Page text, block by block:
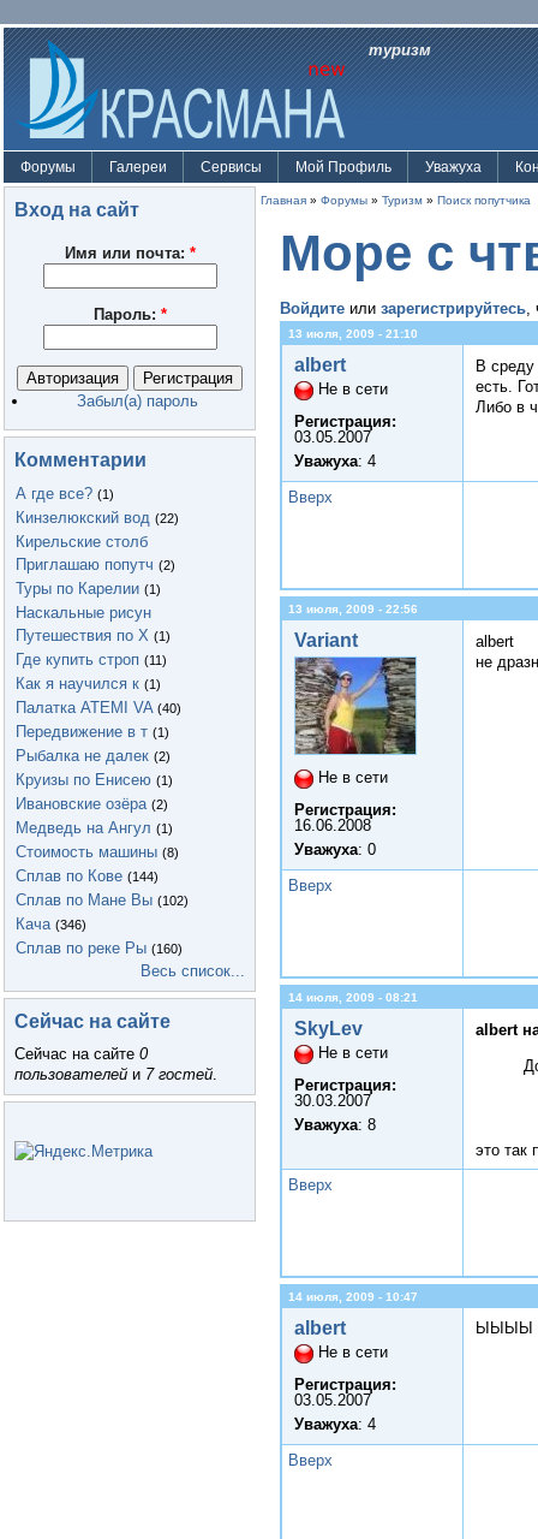
туризм
Форумы Галереи Сервисы Мой Профиль Уважуха
Вход на сайт
Имя или почта: *
Пароль: *
Забыл(а) пароль
Комментарии
А где все? (1)
Кинзелюкский вод (22)
Кирельские столб
Приглашаю попутч (2)
Туры по Карелии (1)
Наскальные рисун
Путешествия по Х (1)
Где купить строп (11)
Как я научился к (1)
Палатка ATEMI VA (40)
Передвижение в т (1)
Рыбалка не далек (2)
Круизы по Енисею (1)
Ивановские озёра (2)
Медведь на Ангул (1)
Стоимость машины (8)
Сплав по Кове (144)
Сплав по Мане Вы (102)
Кача (346)
Сплав по реке Ры (160)
Весь список...
Сейчас на сайте
Сейчас на сайте 0
пользователей и 7 гостей.
Главная » Форумы » Туризм » Поиск попутчика
Море с
Войдите или зарегистрируйтесь,
13 июля, 2009 - 21:10
albert
Не в сети
Регистрация:
03.05.2007
Уважуха: 4
В
есть.
Либо в
Вверх
13 июля, 2009 - 22:56
Variant
Не в сети
Регистрация:
16.06.2008
Уважуха: 0
albert
не
Вверх
14 июля, 2009 - 08:21
SkyLev
Не в сети
Регистрация:
30.03.2007
Уважуха: 8
albert
это так
Вверх
14 июля, 2009 - 10:47
albert
Не в сети
Регистрация:
03.05.2007
Уважуха: 4
ЫЫЫЫ
Вверх